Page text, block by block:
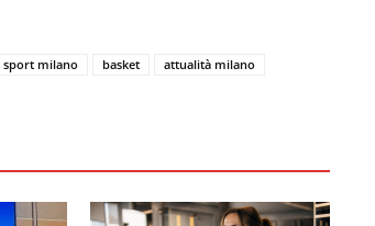
sport milano basket
attualità milano